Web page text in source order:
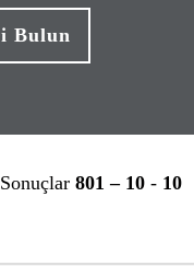
Sonuçlar 801 – 10 - 10